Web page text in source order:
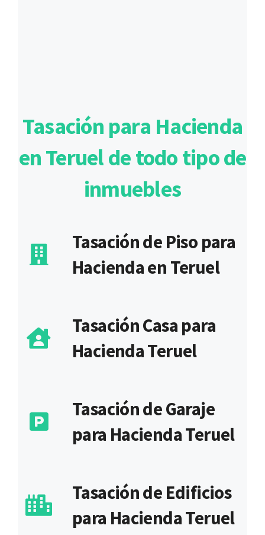
Tasación para Hacienda
en Teruel de todo tipo de
inmuebles
Tasación de Piso para
Hacienda en Teruel
Tasación Casa para
Hacienda Teruel
Tasación de Garaje
para Hacienda Teruel
Tasación de Edificios
para Hacienda Teruel